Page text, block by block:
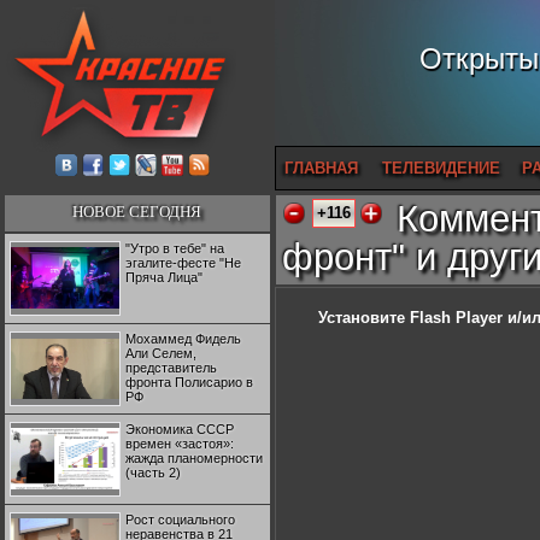
ГЛАВНАЯ ТЕЛЕВИДЕНИЕ
НОВОЕ СЕГОДНЯ
"Утро в тебе" на
эгалите-фесте "Не
Пряча Лица"
Мохаммед Фидель
Али Селем,
представитель
фронта Полисарио в
РФ
Экономика СССР
времен «застоя»:
жажда планомерности
(часть 2)
Рост социального
неравенства в 21
+116
фронт" и
Установите Flash Player и/